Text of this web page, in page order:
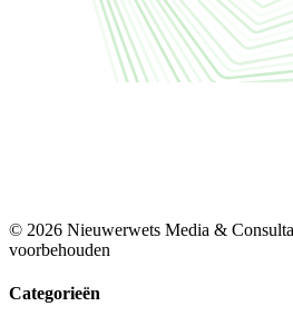
© 2026 Nieuwerwets Media &
voorbehouden
Categorieën